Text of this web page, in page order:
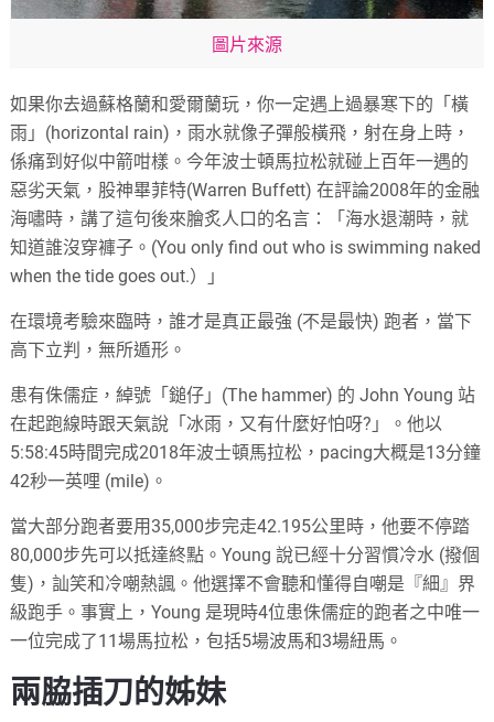
圖片來源
如果你去過蘇格蘭和愛爾蘭玩，你一定遇上過暴寒下的「橫
雨」(horizontal rain)，雨水就像子彈般橫飛，射在身上時，
係痛到好似中箭咁樣。今年波士頓馬拉松就碰上百年一遇的
惡劣天氣，股神畢菲特(Warren Buffett) 在評論2008年的金融
海嘯時，講了這句後來膾炙人口的名言：「海水退潮時，就
知道誰沒穿褲子。(You only find out who is swimming naked
when the tide goes out.）」
在環境考驗來臨時，誰才是真正最強 (不是最快) 跑者，當下
高下立判，無所遁形。
患有侏儒症，綽號「鎚仔」(The hammer) 的 John Young 站
在起跑線時跟天氣說「冰雨，又有什麼好怕呀?」。他以
5:58:45時間完成2018年波士頓馬拉松，pacing大概是13分鐘
42秒一英哩 (mile)。
當大部分跑者要用35,000步完走42.195公里時，他要不停踏
80,000步先可以抵達終點。Young 說已經十分習慣冷水 (撥個
隻)，訕笑和冷嘲熱諷。他選擇不會聽和懂得自嘲是『細』界
級跑手。事實上，Young 是現時4位患侏儒症的跑者之中唯一
一位完成了11場馬拉松，包括5場波馬和3場紐馬。
兩脇插刀的姊妹